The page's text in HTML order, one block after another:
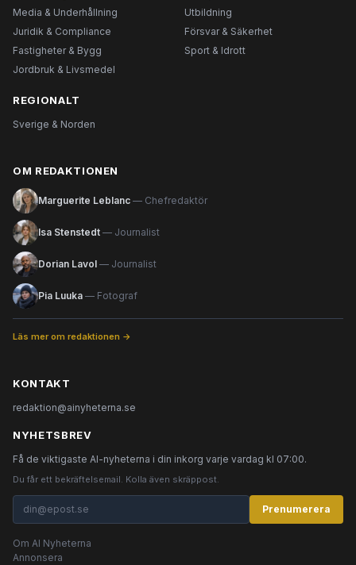
Media & Underhållning
Utbildning
Juridik & Compliance
Försvar & Säkerhet
Fastigheter & Bygg
Sport & Idrott
Jordbruk & Livsmedel
REGIONALT
Sverige & Norden
OM REDAKTIONEN
Marguerite Leblanc — Chefredaktör
Isa Stenstedt — Journalist
Dorian Lavol — Journalist
Pia Luuka — Fotograf
Läs mer om redaktionen →
KONTAKT
redaktion@ainyheterna.se
NYHETSBREV
Få de viktigaste AI-nyheterna i din inkorg varje vardag kl 07:00.
Du får ett bekräftelsemail. Kolla även skräppost.
Prenumerera
Om AI Nyheterna
Annonsera